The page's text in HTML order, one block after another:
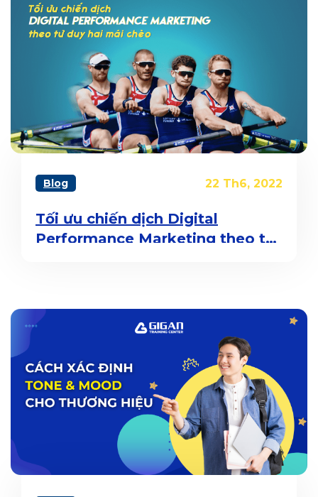
Blog 22 Th6, 2022
Tối ưu chiến dịch Digital
Performance Marketing theo tư